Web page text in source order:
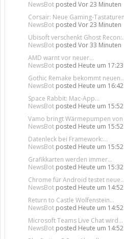
NewsBot posted Vor 23 Minuten
Corsair: Neue Gaming-
NewsBot posted Vor 23 Minuten
Ubisoft verschenkt Ghost
NewsBot posted Vor 33 Minuten
AMD warnt vor neuer...
NewsBot posted Heute um
Gothic Remake bekommt neuen...
NewsBot posted Heute um
Space Rabbit: Mac-App...
NewsBot posted Heute um
Vamo bringt Wärmepumpen von
NewsBot posted Heute um
Datenleck bei Framework:...
NewsBot posted Heute um
Grafikkarten werden immer...
NewsBot posted Heute um
Chrome für Android testet neue...
NewsBot posted Heute um
Return to Castle Wolfenstein...
NewsBot posted Heute um
Microsoft Teams Live Chat wird...
NewsBot posted Heute um